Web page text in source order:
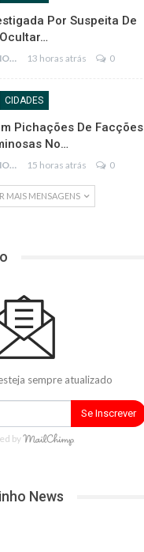
Por Suspeita De
Ocultar…
PLANTÃO DE NOTÍCIAS 13 horas atrás 0
CIDADES
Pichações De Facções
No…
PLANTÃO DE NOTÍCIAS 15 horas atrás 0
MAIS MENSAGENS
sempre atualizado
Se Inscrever
by
News